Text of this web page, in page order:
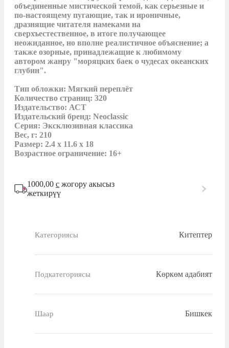
объединенные мистической темой, как серьезные и
по-настоящему пугающие, так и ироничные,
дразнящие читателя намеками на
сверхъестественное, в итоге получающее
неожиданное, но вполне реалистичное объяснение; а
также озорные, принадлежащие к любимому
автором жанру "моряцких баек о чудесах океанских
глубин".
Тип обложки: Мягкий переплёт
Количество страниц: 320
Издательство: АСТ
Издательский бренд: Neoclassic
Серия: Эксклюзивная классика
Вес, г: 210
Размер: 2.4 x 11.6 x 18
Возрастное ограничение: 16+
1000,00 с жогору акысыз
жеткирүү
Категориясы Китептер
Подкатегориясы Көркөм адабият
Шаар Бишкек